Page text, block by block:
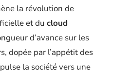
la révolution de
et du cloud
d’avance sur les
dopée par l’appétit des
la société vers une